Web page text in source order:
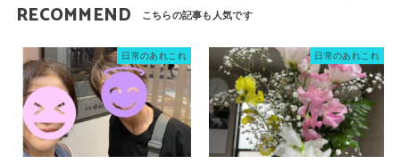
RECOMMEND
日常のあれこれ 日常のあれこれ